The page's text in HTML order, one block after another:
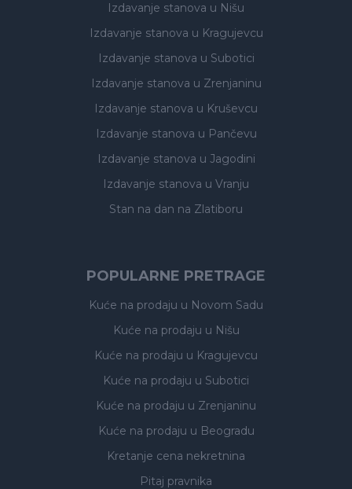
Izdavanje stanova u Nišu
Izdavanje stanova u Kragujevcu
Izdavanje stanova u Subotici
Izdavanje stanova u Zrenjaninu
Izdavanje stanova u Kruševcu
Izdavanje stanova u Pančevu
Izdavanje stanova u Jagodini
Izdavanje stanova u Vranju
Stan na dan na Zlatiboru
POPULARNE PRETRAGE
Kuće na prodaju u Novom Sadu
Kuće na prodaju u Nišu
Kuće na prodaju u Kragujevcu
Kuće na prodaju u Subotici
Kuće na prodaju u Zrenjaninu
Kuće na prodaju u Beogradu
Kretanje cena nekretnina
Pitaj pravnika